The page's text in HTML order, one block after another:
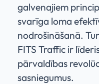
galvenajiem
svarīga loma
nodrošināšanā.
FITS Traffic ir
pārvaldības
sasniegumus.